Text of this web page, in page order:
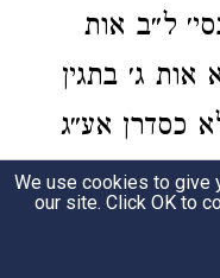
ל״ב אות
ג׳ בתגין
כסדרן אע״ג
בהגמ״י שם
גריעי מקוצו
We use cookies to give
our site. Click OK to